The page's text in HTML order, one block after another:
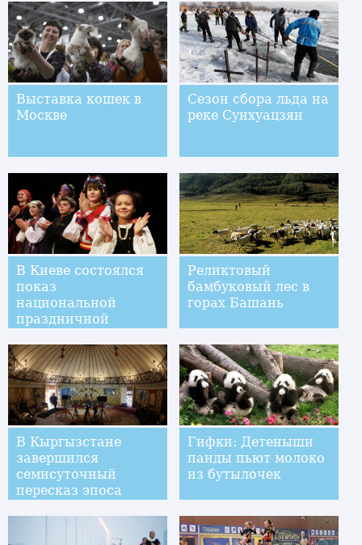
выставки снежных
скульптур
Выставка кошек в
Москве
Сезон сбора льда на
реке Сунхуацзян
В Киеве состоялся
показ
национальной
праздничной
Реликтовый
бамбуковый лес в
горах Башань
В Кыргызстане
завершился
семисуточный
пересказ эпоса
Гифки: Детеныши
панды пьют молоко
из бутылочек